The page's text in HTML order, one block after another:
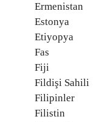
Ermenistan
Estonya
Etiyopya
Fas
Fiji
Fildişi Sahili
Filipinler
Filistin